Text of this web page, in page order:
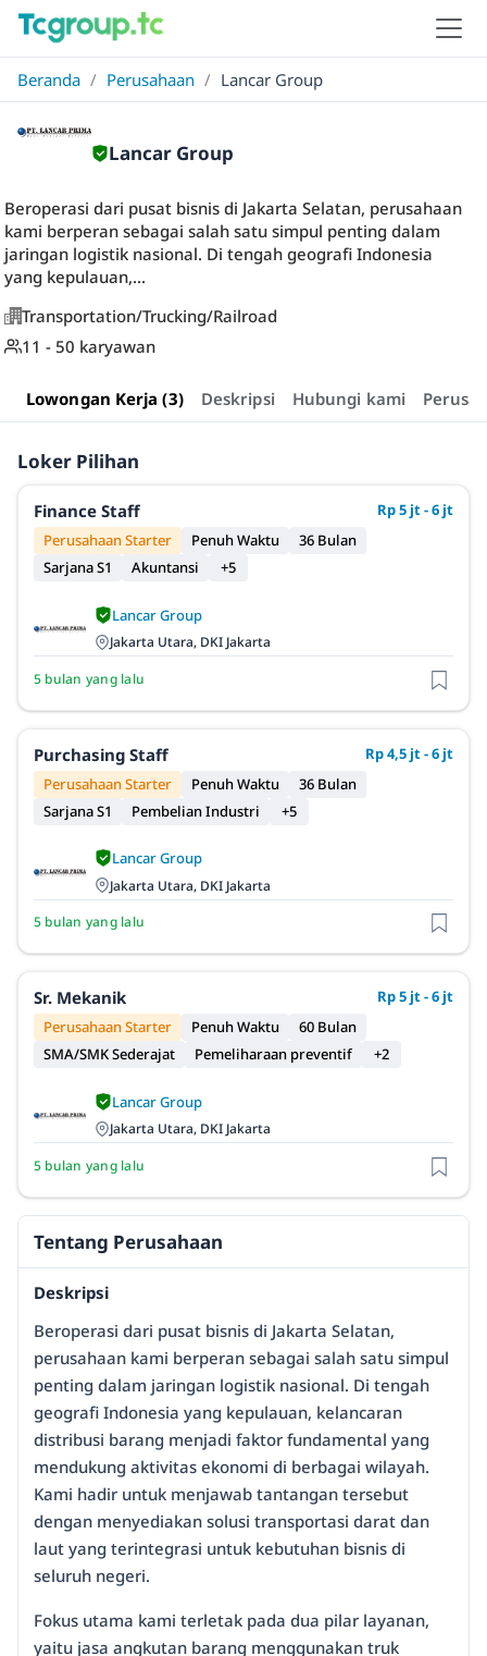
Beranda / Perusahaan / Lancar Group
Lancar Group
Beroperasi dari pusat bisnis di Jakarta Selatan, perusahaan
kami berperan sebagai salah satu simpul penting dalam
jaringan logistik nasional. Di tengah geografi Indonesia
yang kepulauan,...
Transportation/Trucking/Railroad
11 - 50 karyawan
Lowongan Kerja (3) Deskripsi Hubungi kami
Loker Pilihan
Finance Staff
Rp 5 jt - 6 jt
Perusahaan Starter
Penuh Waktu
36 Bulan
Sarjana S1
Akuntansi +5
Lancar Group
Jakarta Utara, DKI Jakarta
5 bulan yang lalu
Purchasing Staff
Rp 4,5 jt - 6 jt
Perusahaan Starter
Penuh Waktu
36 Bulan
Sarjana S1
Pembelian Industri +5
Lancar Group
Jakarta Utara, DKI Jakarta
5 bulan yang lalu
Sr. Mekanik
Rp 5 jt - 6 jt
Perusahaan Starter
Penuh Waktu
60 Bulan
SMA/SMK Sederajat
Pemeliharaan preventif +2
Lancar Group
Jakarta Utara, DKI Jakarta
5 bulan yang lalu
Tentang Perusahaan
Deskripsi
Beroperasi dari pusat bisnis di Jakarta Selatan,
perusahaan kami berperan sebagai salah satu simpul
penting dalam jaringan logistik nasional. Di tengah
geografi Indonesia yang kepulauan, kelancaran
distribusi barang menjadi faktor fundamental yang
mendukung aktivitas ekonomi di berbagai wilayah.
Kami hadir untuk menjawab tantangan tersebut
dengan menyediakan solusi transportasi darat dan
laut yang terintegrasi untuk kebutuhan bisnis di
seluruh negeri.
Fokus utama kami terletak pada dua pilar layanan,
yaitu jasa angkutan barang menggunakan truk